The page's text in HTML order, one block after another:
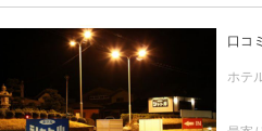
口コ
ホテ